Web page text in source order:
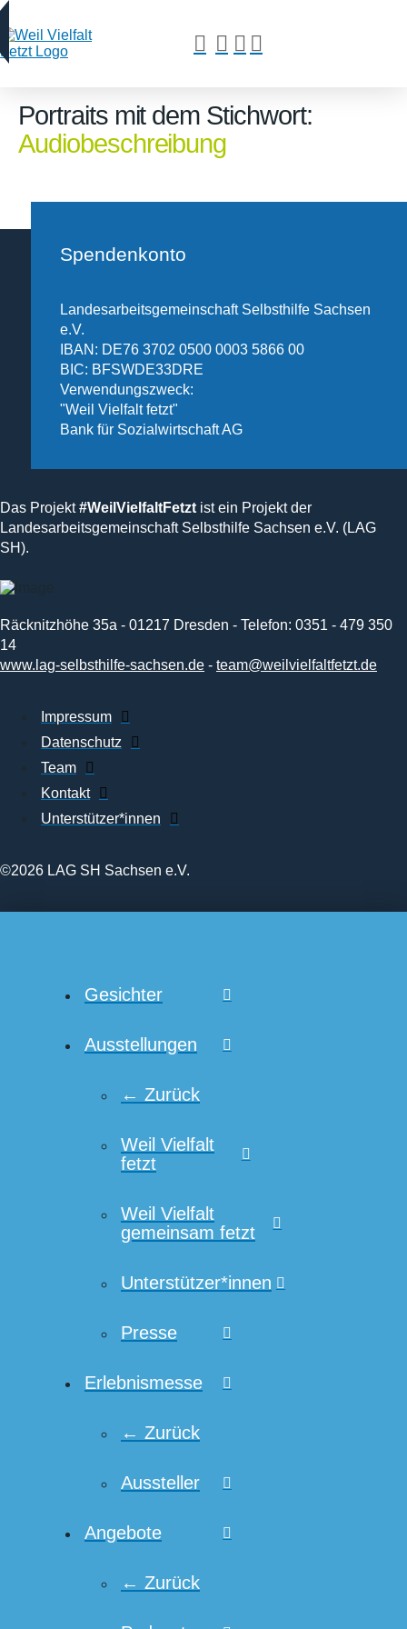
Portraits mit dem Stichwort:
Audiobeschreibung
Spendenkonto
Landesarbeitsgemeinschaft Selbsthilfe Sachsen
e.V.
IBAN: DE76 3702 0500 0003 5866 00
BIC: BFSWDE33DRE
Verwendungszweck:
"Weil Vielfalt fetzt"
Bank für Sozialwirtschaft AG
Das Projekt#WeilVielfaltFetzt ist ein Projekt der
Landesarbeitsgemeinschaft Selbsthilfe Sachsen e.V. (LAG
SH).
Räcknitzhöhe 35a - 01217 Dresden - Telefon: 0351 - 479 350
14
www.lag-selbsthilfe-sachsen.de - team@weilvielfaltfetzt.de
Impressum
Datenschutz
Team
Kontakt
Unterstützer*innen
©2026 LAG SH Sachsen e.V.
Gesichter
Ausstellungen
← Zurück
Weil Vielfalt
fetzt
Weil Vielfalt
gemeinsam fetzt
Unterstützer*innen
Presse
Erlebnismesse
← Zurück
Aussteller
Angebote
← Zurück